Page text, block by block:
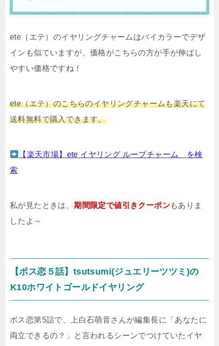
ete（エテ）のイヤリングチャームはバイカラーでデザ
インも似ていますが、価格がこちらの方が手が伸ばし
やすい価格ですね！
ete（エテ）のこちらのイヤリングチャームも楽天にて
送料無料で購入できます。
【楽天市場】ete イヤリング ループチャーム を検
索
私が見たときは、期間限定で値引きクーポンもありま
したよ～
【ボス恋５話】tsutsumi(ジュエリーツツミ)の
K10ホワイトゴールドイヤリング
ボス恋第5話で、上白石萌音さんが編集長に「あなたに
両立できるの？」と言われるシーンでつけていたイヤ